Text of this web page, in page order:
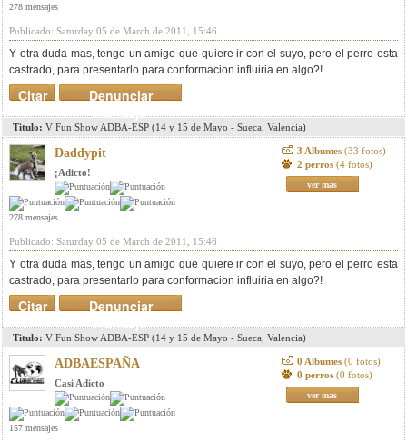
278 mensajes
Publicado: Saturday 05 de March de 2011, 15:46
Y otra duda mas, tengo un amigo que quiere ir con el suyo, pero el perro esta
castrado, para presentarlo para conformacion influiria en algo?!
Denunciar
mensaje
Citar
Titulo: V Fun Show ADBA-ESP (14 y 15 de Mayo - Sueca, Valencia)
Daddypit
¡Adicto!
278 mensajes
3 Albumes (33 fotos)
2 perros (4 fotos)
ver mas
Publicado: Saturday 05 de March de 2011, 15:46
Y otra duda mas, tengo un amigo que quiere ir con el suyo, pero el perro esta
castrado, para presentarlo para conformacion influiria en algo?!
Denunciar
mensaje
Citar
Titulo: V Fun Show ADBA-ESP (14 y 15 de Mayo - Sueca, Valencia)
ADBAESPAÑA
Casi Adicto
157 mensajes
0 Albumes (0 fotos)
0 perros (0 fotos)
ver mas